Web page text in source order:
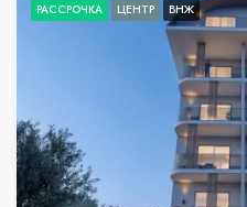
РАССРОЧКА ЦЕНТР ВНЖ